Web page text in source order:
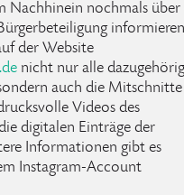
Nachhinein nochmals über
informieren
der Website
nicht nur alle
auch die
Videos des
digitalen Einträge der
Informationen gibt es
Instagram-Account